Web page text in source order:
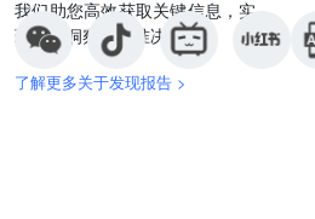
我们助您高效获取关键信息，实
现深度洞察与精准决策。
了解更多关于发现报告 >